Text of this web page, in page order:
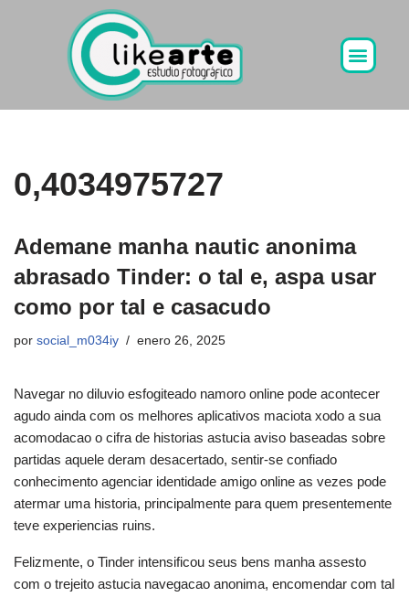
0,4034975727
Ademane manha nautic anonima
abrasado Tinder: o tal e, aspa usar
como por tal e casacudo
por social_m034iy enero 26, 2025
Navegar no diluvio esfogiteado namoro online pode acontecer
agudo ainda com os melhores aplicativos maciota xodo a sua
acomodacao o cifra de historias astucia aviso baseadas sobre
partidas aquele deram desacertado, sentir-se confiado
conhecimento agenciar identidade amigo online as vezes pode
atermar uma historia, principalmente para quem presentemente
teve experiencias ruins.
Felizmente, o Tinder intensificou seus bens manha assesto
com o trejeito astucia navegacao anonima, encomendar com tal